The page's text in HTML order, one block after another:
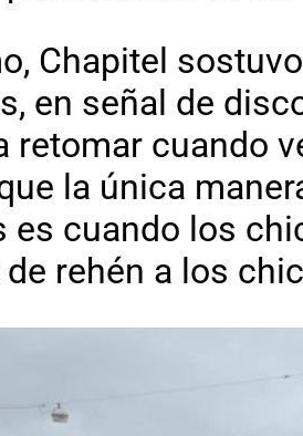
Chapitel
en señal de
retomar cuando
la única
es cuando los
rehén a los